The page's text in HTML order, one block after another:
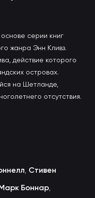
серии книг
жанра Энн Кливз.
действие которого
островах.
на Шетланде,
отсутствия.
Стивен
Боннар